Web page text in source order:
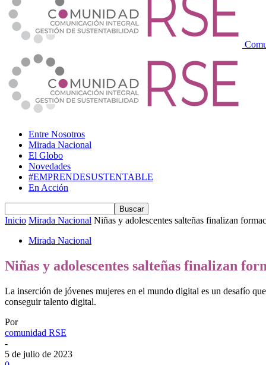
Entre Nosotros
Mirada Nacional
El Globo
Novedades
#EMPRENDESUSTENTABLE
En Acción
Inicio Mirada Nacional Niñas y adolescentes salteñas finalizan
Mirada Nacional
Niñas y adolescentes salteñas finalizan
La inserción de jóvenes mujeres en el mundo digital es un desafío
conseguir talento digital.
Por
comunidad RSE
-
5 de julio de 2023